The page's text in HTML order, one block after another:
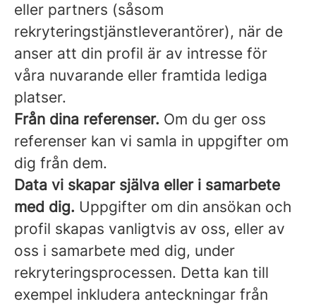
eller partners (såsom
rekryteringstjänstleverantörer), när de
anser att din profil är av intresse för
våra nuvarande eller framtida lediga
platser.
Från dina referenser. Om du ger oss
referenser kan vi samla in uppgifter om
dig från dem.
Data vi skapar själva eller i samarbete
med dig. Uppgifter om din ansökan och
profil skapas vanligtvis av oss, eller av
oss i samarbete med dig, under
rekryteringsprocessen. Detta kan till
exempel inkludera anteckningar från